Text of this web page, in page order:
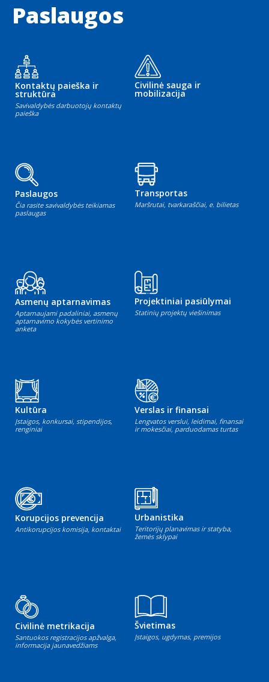
Paslaugos
Kontaktų paieška ir
struktūra
Savivaldybės darbuotojų kontaktų
paieška
Civilinė sauga ir
mobilizacija
Paslaugos
Čia rasite savivaldybės teikiamas
paslaugas
Transportas
Maršrutai, tvarkaraščiai, e. bilietas
Asmenų aptarnavimas
Aptarnaujami padaliniai, asmenų
aptarnavimo kokybės vertinimo
anketa
Projektiniai pasiūlymai
Statinių projektų viešinimas
Kultūra
Įstaigos, konkursai, stipendijos,
renginiai
Verslas ir finansai
Lengvatos verslui, leidimai, finansai
ir mokesčiai, parduodamas turtas
Korupcijos prevencija
Antikorupcijos komisija, kontaktai
Urbanistika
Teritorijų planavimas ir statyba,
žemės sklypai
Civilinė metrikacija
Santuokos registracijos apžvalga,
informacija jaunavedžiams
Švietimas
Įstaigos, ugdymas, premijos